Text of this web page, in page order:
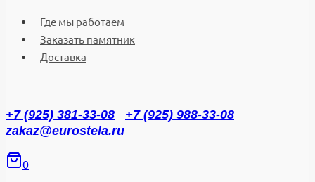
Где мы работаем
Заказать памятник
Доставка
+7 (925) 381-33-08
+7 (925) 988-33-08
zakaz@eurostela.ru
0